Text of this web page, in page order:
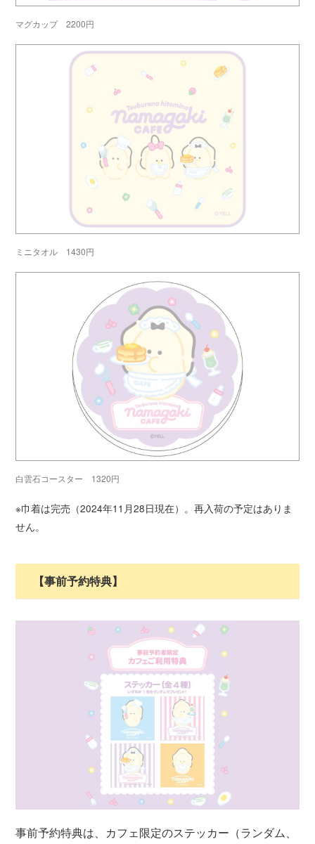
マグカップ 2200円
ミニタオル 1430円
白雲石コースター 1320円
※巾着は完売（2024年11月28日現在）。再入荷の予定はありま
せん。
【事前予約特典】
事前予約特典は、カフェ限定のステッカー（ランダム、